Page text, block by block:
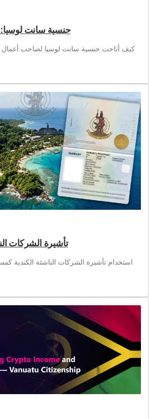
جنسية سانت لوسيا:
كيف أتاحت جنسية سانت لوسيا لصاحب أعمال
تأشيرة الشركات
استخدام تأشيرة الشركات الناشئة الكندية